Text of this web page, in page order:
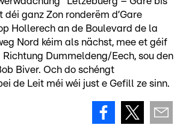
déi ganz Zon ronderëm d’Gare
Hollerech an de Boulevard de la
Nord kéim als nächst, mee et géif
Richtung Dummeldeng/Eech, sou den
Biver. Och do schéngt
de Leit méi wéi just e Gefill ze sinn.